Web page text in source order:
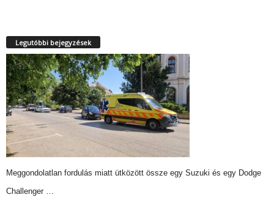
Legutóbbi bejegyzések
Meggondolatlan fordulás miatt ütközött össze egy Suzuki és egy Dodge
Challenger …